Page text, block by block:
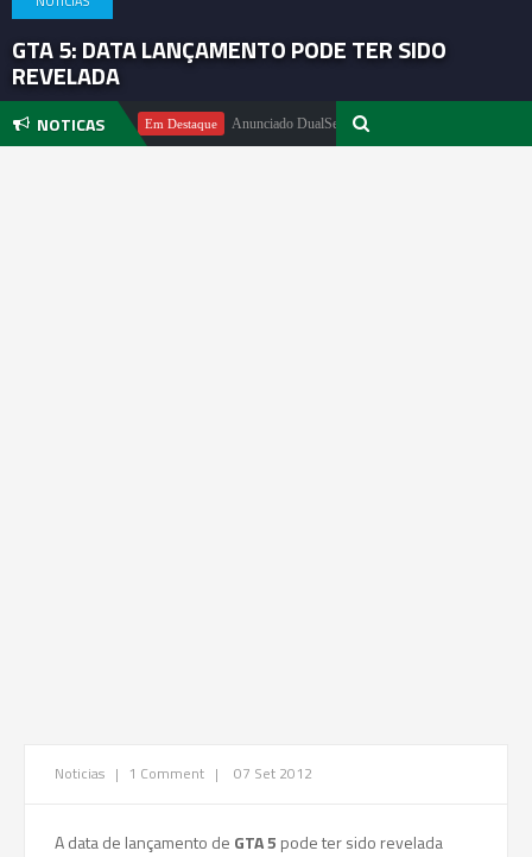
GTA 5: DATA LANÇAMENTO PODE TER SIDO
REVELADA
NOTICAS
Pachter Em Destaque Anunciado DualSense The Last of Us Limited Edition
Noticias | 1 Comment | 07 Set 2012
A data de lançamento de GTA 5 pode ter sido revelada